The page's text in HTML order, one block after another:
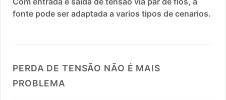
fonte pode ser adaptada a varios tipos de cenarios.
PERDA DE TENSÃO NÃO É MAIS
PROBLEMA